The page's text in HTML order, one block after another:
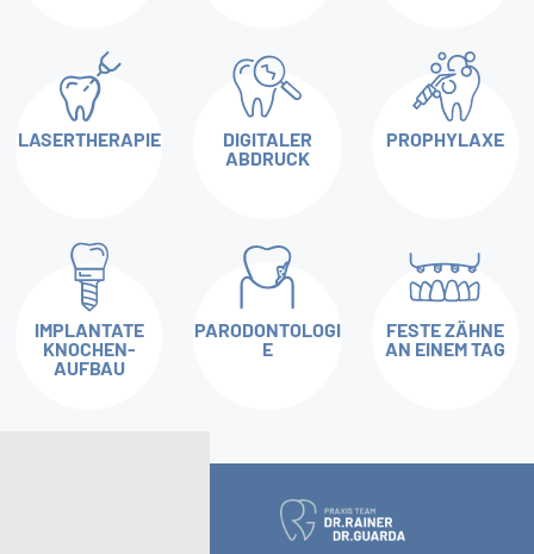
LASERTHERAPIE
DIGITALER
ABDRUCK
PROPHYLAXE
IMPLANTATE
KNOCHEN­
AUFBAU
PARODONTOLOGI
E
FESTE ZÄHNE
AN EINEM TAG